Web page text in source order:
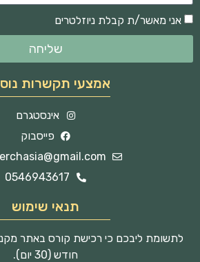
אני מאשר/ת קבלת ניוזלטרים
שליחה
אמצעי תקשרות
אינסטגרם
פייסבוק
0546943617
תנאי שימוש
לתשומת ליבכם כי רכישת קורס באתר
חודש (30 יום).